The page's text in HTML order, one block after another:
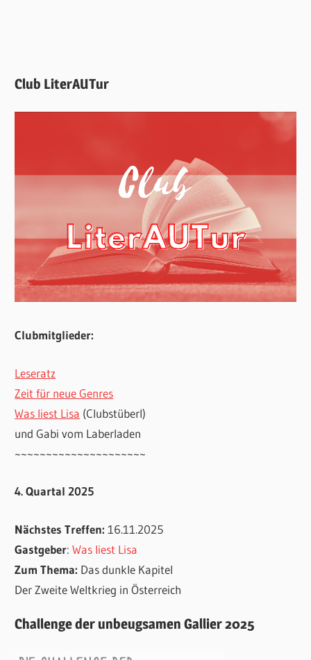
Club LiterAUTur
Clubmitglieder:
Leseratz
Zeit für neue Genres
Was liest Lisa (Clubstüberl)
und Gabi vom Laberladen
~~~~~~~~~~~~~~~~~~~~~
4. Quartal 2025
Nächstes Treffen:16.11.2025
Gastgeber:Was liest Lisa
Zum Thema: Das dunkle Kapitel
Der Zweite Weltkrieg in Österreich
Challenge der unbeugsamen Gallier 2025